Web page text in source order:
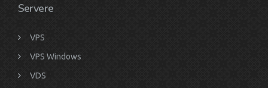
Servere
VPS
VPS Windows
VDS